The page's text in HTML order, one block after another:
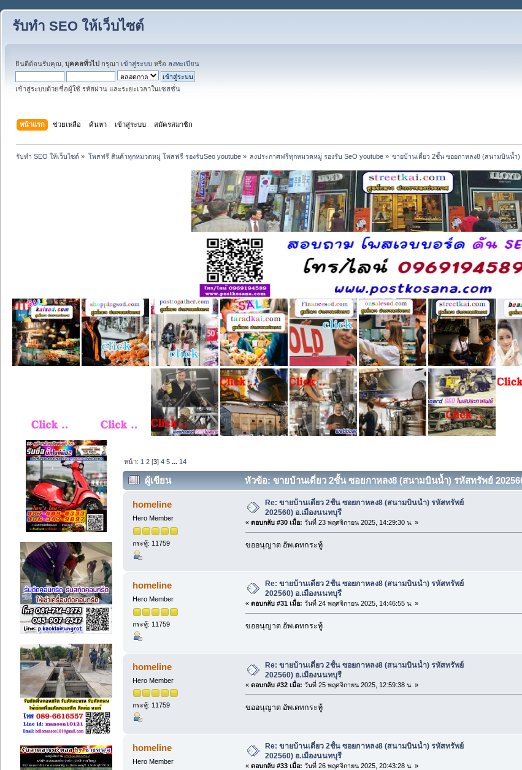
รับทำ SEO ให้เว็บไซต์
ยินดีต้อนรับคุณ, บุคคลทั่วไป กรุณา เข้าสู่ระบบ หรือ ลงทะเบียน
เข้าสู่ระบบด้วยชื่อผู้ใช้ รหัสผ่าน และระยะเวลาในเซสชั่น
หน้าแรก ช่วยเหลือ ค้นหา เข้าสู่ระบบ สมัครสมาชิก
รับทำ SEO ให้เว็บไซต์ » โพสฟรี สินค้าทุกหมวดหมู่ โพสฟรี รองรับSeo youtube» ลงประกาศฟรีทุกหมวดหมู่ รองรับ SeO youtube» ขายบ้านเดี่ยว 2ชั้น ซอยกาหลง8 (สนามบินน้ำ
หน้า: 1 2 [3]4 5 ... 14
ผู้เขียน หัวข้อ: ขายบ้านเดี่ยว 2ชั้น ซอยกาหลง8 (สนามบินน้ำ) รหัสทรัพย์
homeline
Hero Member
กระทู้: 11759
Re: ขายบ้านเดี่ยว 2ชั้น ซอยกาหลง8 (สนามบินน้ำ) รหัสทรัพย์
202560) อ.เมืองนนทบุรี
« ตอบกลับ #30 เมื่อ: วันที่ 23 พฤศจิกายน 2025, 14:29:30 น. »
ขออนุญาต อัพเดทกระทู้
homeline
Hero Member
กระทู้: 11759
Re: ขายบ้านเดี่ยว 2ชั้น ซอยกาหลง8 (สนามบินน้ำ) รหัสทรัพย์
202560) อ.เมืองนนทบุรี
« ตอบกลับ #31 เมื่อ: วันที่ 24 พฤศจิกายน 2025, 14:46:55 น. »
ขออนุญาต อัพเดทกระทู้
homeline
Hero Member
กระทู้: 11759
Re: ขายบ้านเดี่ยว 2ชั้น ซอยกาหลง8 (สนามบินน้ำ) รหัสทรัพย์
202560) อ.เมืองนนทบุรี
« ตอบกลับ #32 เมื่อ: วันที่ 25 พฤศจิกายน 2025, 12:59:38 น. »
ขออนุญาต อัพเดทกระทู้
homeline
Hero Member
Re: ขายบ้านเดี่ยว 2ชั้น ซอยกาหลง8 (สนามบินน้ำ) รหัสทรัพย์
202560) อ.เมืองนนทบุรี
« ตอบกลับ #33 เมื่อ: วันที่ 26 พฤศจิกายน 2025, 20:43:28 น. »